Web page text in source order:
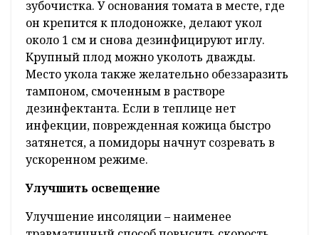
зубочистка. У основания томата в месте, где
он крепится к плодоножке, делают укол
около 1 см и снова дезинфицируют иглу.
Крупный плод можно уколоть дважды.
Место укола также желательно обеззаразить
тампоном, смоченным в растворе
дезинфектанта. Если в теплице нет
инфекции, поврежденная кожица быстро
затянется, а помидоры начнут созревать в
ускоренном режиме.
Улучшить освещение
Улучшение инсоляции – наименее